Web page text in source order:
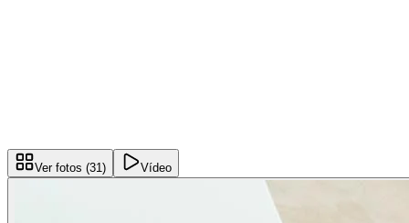
Ver fotos (31) Vídeo